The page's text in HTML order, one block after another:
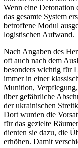
Wenn eine Detonation
das gesamte System
betroffene Modul
logistischen Aufwand.
Nach Angaben des
oft auch nach dem
besonders wichtig für
immer in einer
Munition,
über gefährliche
der ukrainischen
Dort wurden die
für das gezielte
dienten sie dazu, die
erhöhen. Damit